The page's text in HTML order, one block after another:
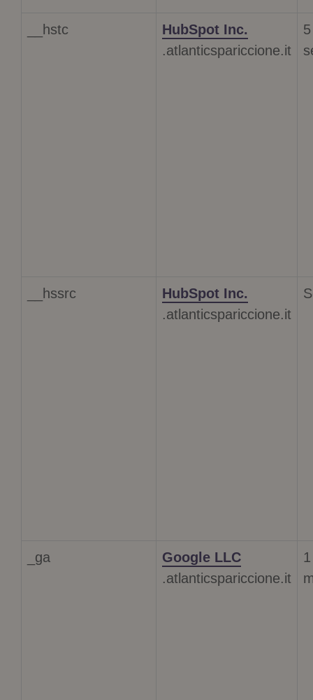
__hstc
HubSpot Inc.
.atlanticspariccione.it
__hssrc
HubSpot Inc.
.atlanticspariccione.it
_ga
Google LLC
.atlanticspariccione.it